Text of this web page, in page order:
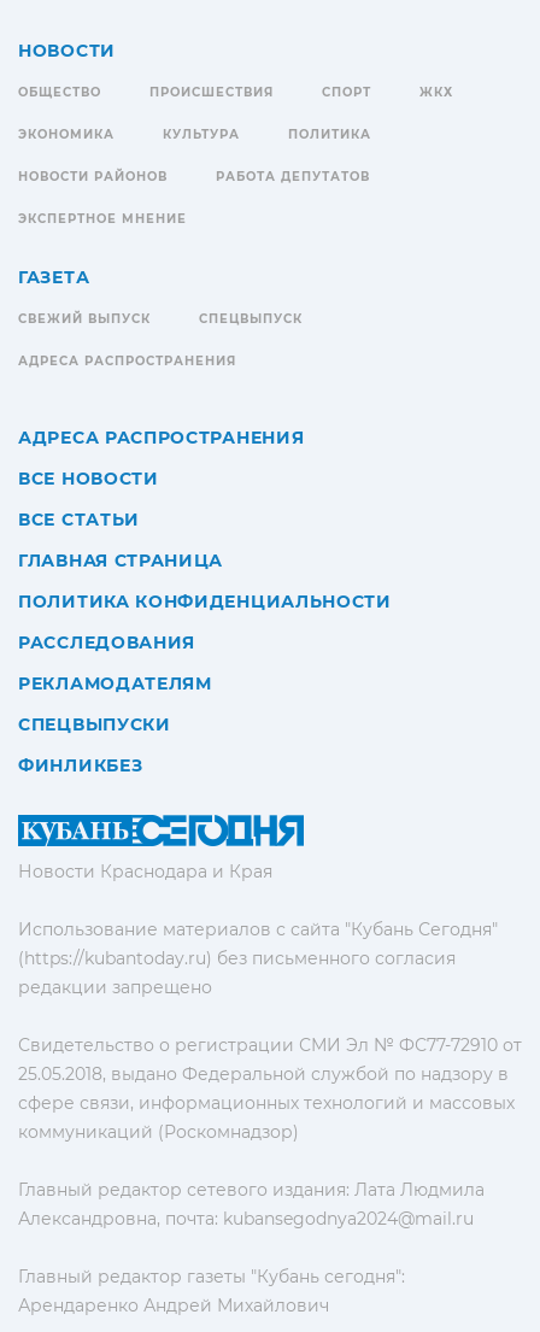
Новости Краснодара и Края
Использование материалов с сайта "Кубань Сегодня"
(https://kubantoday.ru) без письменного согласия
редакции запрещено
Свидетельство о регистрации СМИ Эл № ФС77-72910 от
25.05.2018, выдано Федеральной службой по надзору в
сфере связи, информационных технологий и массовых
коммуникаций (Роскомнадзор)
Главный редактор сетевого издания: Лата Людмила
Александровна, почта: kubansegodnya2024@mail.ru
Главный редактор газеты "Кубань сегодня":
Арендаренко Андрей Михайлович
НОВОСТИ
ОБЩЕСТВО ПРОИСШЕСТВИЯ СПОРТ ЖКХ
ЭКОНОМИКА КУЛЬТУРА ПОЛИТИКА
НОВОСТИ РАЙОНОВ РАБОТА ДЕПУТАТОВ
ЭКСПЕРТНОЕ МНЕНИЕ
ГАЗЕТА
СВЕЖИЙ ВЫПУСК СПЕЦВЫПУСК
АДРЕСА РАСПРОСТРАНЕНИЯ
АДРЕСА РАСПРОСТРАНЕНИЯ
ВСЕ НОВОСТИ
ВСЕ СТАТЬИ
ГЛАВНАЯ СТРАНИЦА
ПОЛИТИКА КОНФИДЕНЦИАЛЬНОСТИ
РАССЛЕДОВАНИЯ
РЕКЛАМОДАТЕЛЯМ
СПЕЦВЫПУСКИ
ФИНЛИКБЕЗ